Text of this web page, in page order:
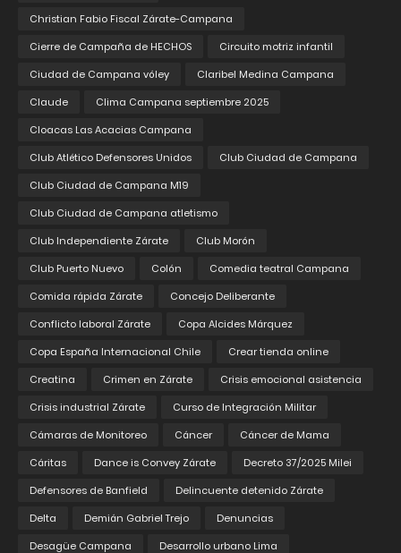
Christian Fabio Fiscal Zárate-Campana
Cierre de Campaña de HECHOS
Circuito motriz infantil
Ciudad de Campana vóley
Claribel Medina Campana
Claude
Clima Campana septiembre 2025
Cloacas Las Acacias Campana
Club Atlético Defensores Unidos
Club Ciudad de Campana
Club Ciudad de Campana M19
Club Ciudad de Campana atletismo
Club Independiente Zárate
Club Morón
Club Puerto Nuevo
Colón
Comedia teatral Campana
Comida rápida Zárate
Concejo Deliberante
Conflicto laboral Zárate
Copa Alcides Márquez
Copa España Internacional Chile
Crear tienda online
Creatina
Crimen en Zárate
Crisis emocional asistencia
Crisis industrial Zárate
Curso de Integración Militar
Cámaras de Monitoreo
Cáncer
Cáncer de Mama
Cáritas
Dance is Convey Zárate
Decreto 37/2025 Milei
Defensores de Banfield
Delincuente detenido Zárate
Delta
Demián Gabriel Trejo
Denuncias
Desagüe Campana
Desarrollo urbano Lima